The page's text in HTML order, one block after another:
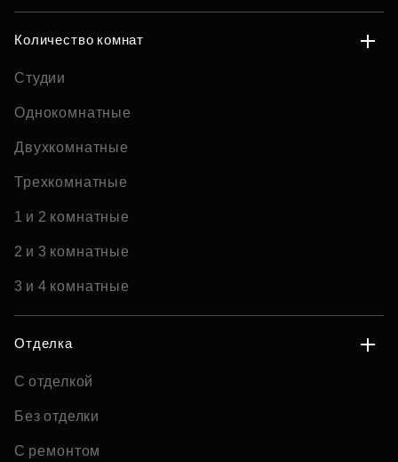
Количество комнат
Студии
Однокомнатные
Двухкомнатные
Трехкомнатные
1 и 2 комнатные
2 и 3 комнатные
3 и 4 комнатные
Отделка
С отделкой
Без отделки
С ремонтом